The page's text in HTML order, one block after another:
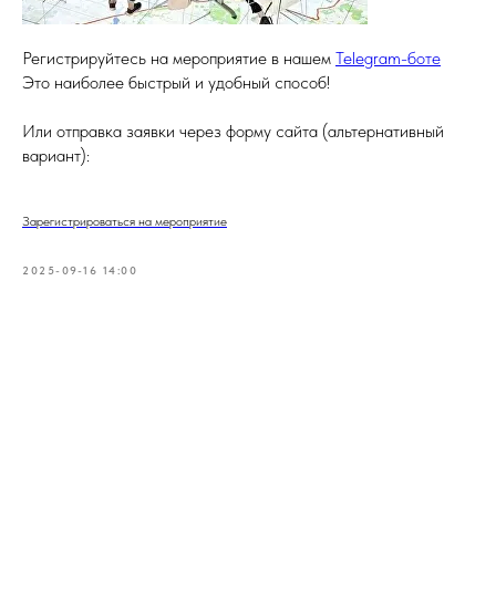
Регистрируйтесь на мероприятие в нашем Telegram-боте
Это наиболее быстрый и удобный способ!
Или отправка заявки через форму сайта (альтернативный
вариант):
Зарегистрироваться на мероприятие
2025-09-16 14:00